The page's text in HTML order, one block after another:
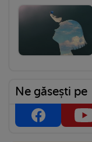
Ne găsești pe